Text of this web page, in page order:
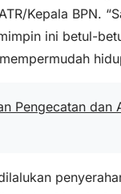
Kepala BPN.
ini betul-
Pengecatan dan